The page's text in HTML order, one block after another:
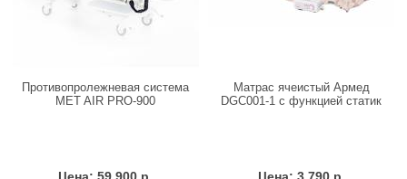
Противопролежневая система
MET AIR PRO-900
Матрас ячеистый Армед
DGC001-1 с функцией статик